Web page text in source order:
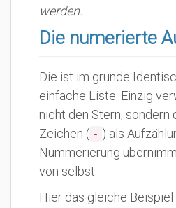
werden.
Die numerierte
Die ist im grunde
einfache Liste. Einzig
nicht den Stern, sondern
Zeichen ( - ) als
Nummerierung
von selbst.
Hier das gleiche